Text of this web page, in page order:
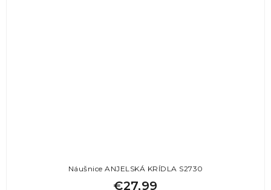
Náušnice ANJELSKÁ KRÍDLA S2730
€27,99